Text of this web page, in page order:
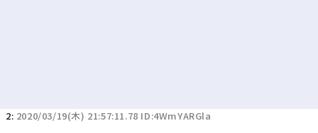
2: 2020/03/19(木) 21:57:11.78 ID:4WmYARGla